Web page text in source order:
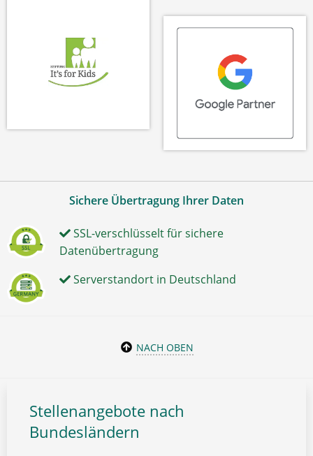
Sichere Übertragung Ihrer Daten
SSL-verschlüsselt für sichere
Datenübertragung
Serverstandort in Deutschland
NACH OBEN
Stellenangebote nach
Bundesländern